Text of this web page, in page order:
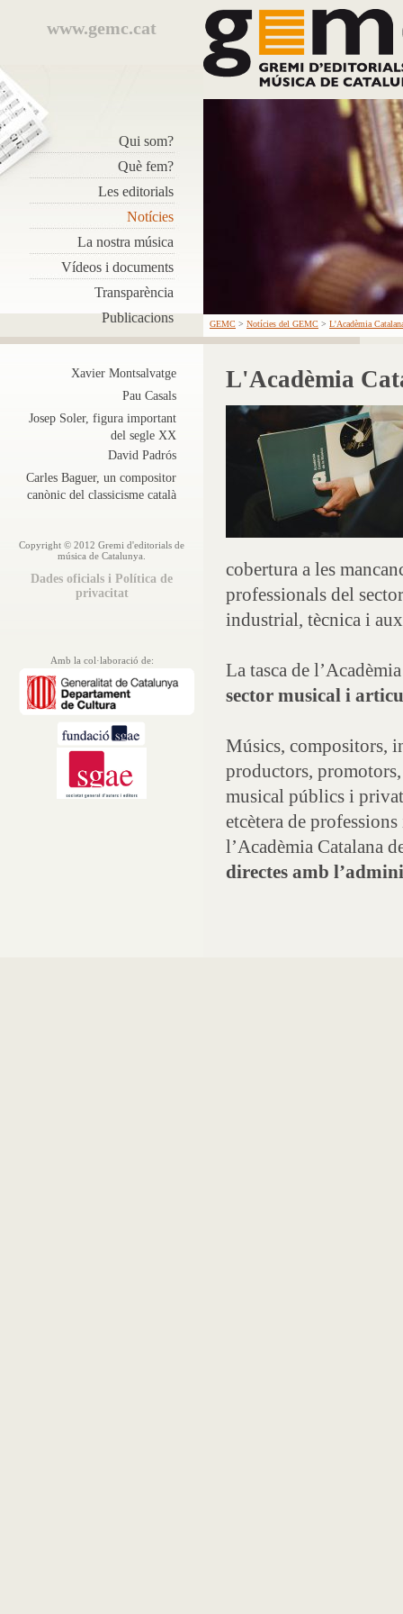
www.gemc.cat
Qui som?
Què fem?
Les editorials
Notícies
La nostra música
Vídeos i documents
Transparència
Publicacions
GEMC > Notícies del GEMC > L'Acadèmia
Xavier Montsalvatge
Pau Casals
Josep Soler, figura important
del segle XX
David Padrós
Carles Baguer, un compositor
canònic del classicisme català
Copyright © 2012 Gremi d'editorials de
música de Catalunya.
Dades oficials i Política de
privacitat
Amb la col·laboració de:
L'Acadèmia
cobertura a les
professionals del
industrial, tècnica i
La tasca de
sector musical i
Músics, compositors,
productors,
musical públics i
etcètera de
l’Acadèmia Catalana
directes amb